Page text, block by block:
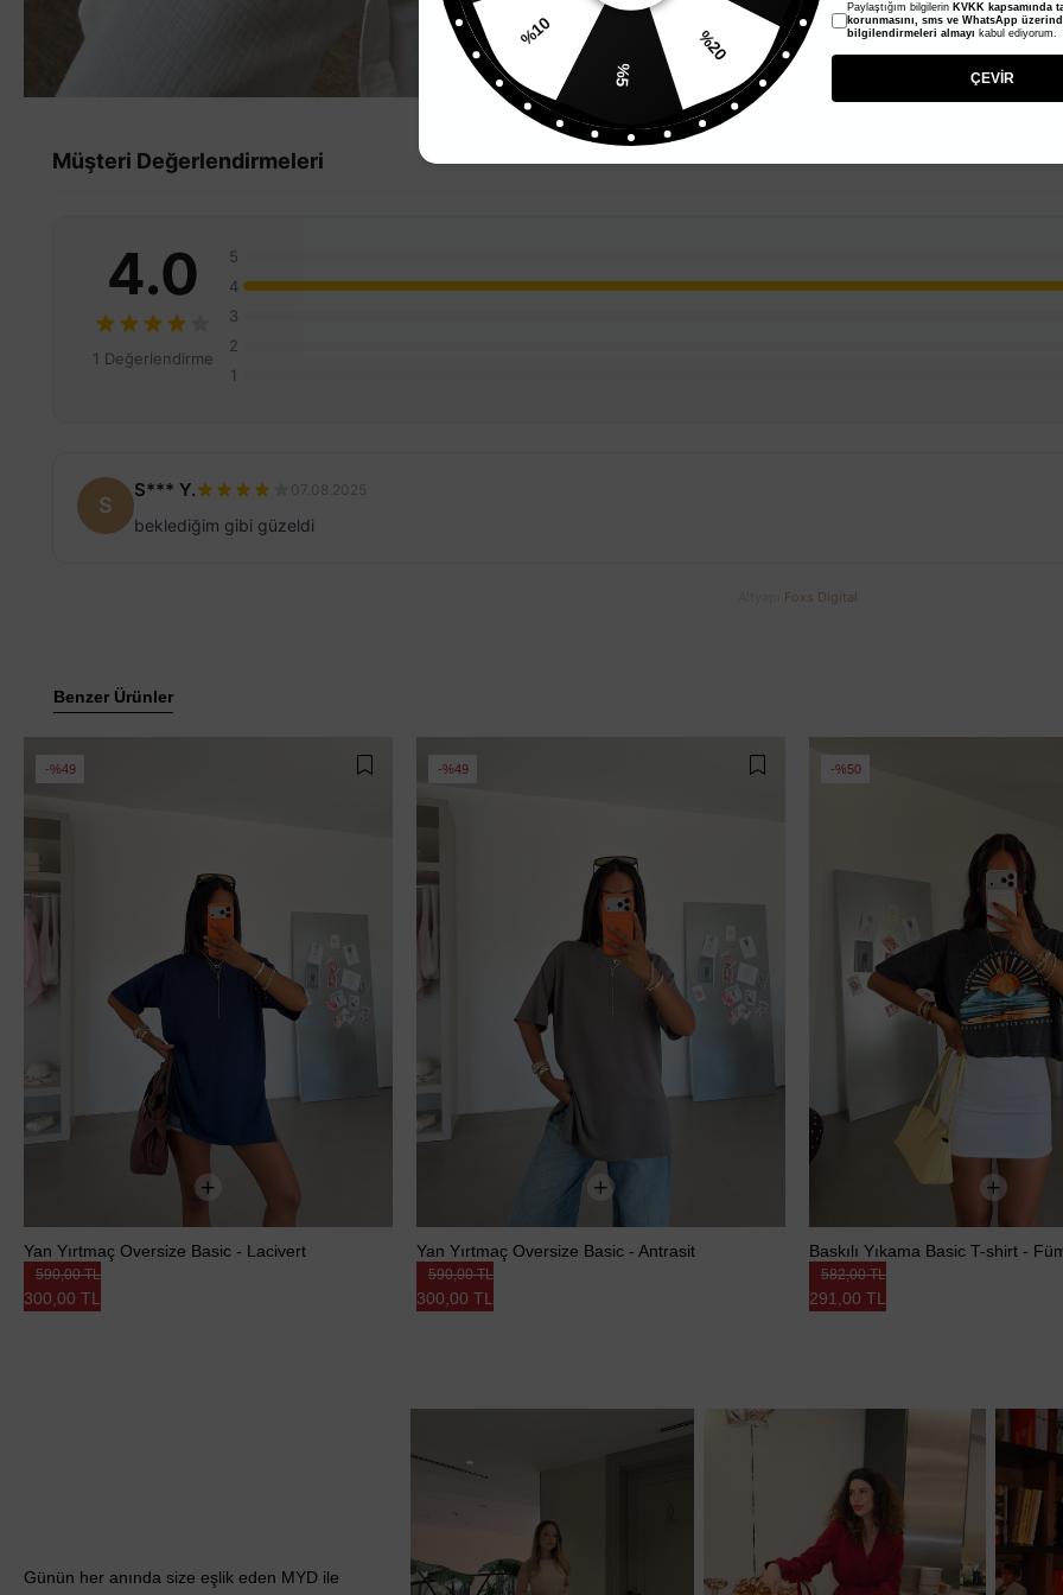
Müşteri Değerlendirmeleri
4.0
1 Değerlendirme
5
4
3
2
1
S
S*** Y. 07.08.2025
beklediğim gibi güzeldi
Foxs Digital
Benzer Ürünler
%49
Yan Yırtmaç Oversize Basic - Lacivert
300,00 TL
590,00 TL
%49
Yan Yırtmaç Oversize Basic - Antrasit
300,00 TL
590,00 TL
%50
Baskılı Yıkama Basic T-shirt -
291,00 TL
582,00 TL
Günün her anında size eşlik eden MYD ile
%20
%5
%10
Paylaştığım bilgilerin KVKK kapsamında
korunmasını, sms ve WhatsApp
bilgilendirmeleri almayı kabul ediyorum.
ÇEVİR